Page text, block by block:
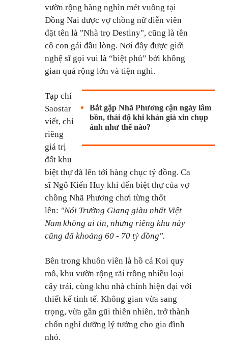
vườn rộng hàng nghìn mét vuông tại
Đồng Nai được vợ chồng nữ diễn viên
đặt tên là "Nhà trọ Destiny", cũng là tên
cô con gái đầu lòng. Nơi đây được giới
nghệ sĩ gọi vui là “biệt phủ” bởi không
gian quá rộng lớn và tiện nghi.
Bắt gặp Nhã Phương cận ngày lâm
bồn, thái độ khi khán giả xin chụp
ảnh như thế nào?
Tạp chí
Saostar
viết, chỉ
riêng
giá trị
đất khu
biệt thự đã lên tới hàng chục tỷ đồng. Ca
sĩ Ngô Kiến Huy khi đến biệt thự của vợ
chồng Nhã Phương chơi từng thốt
lên: "Nói Trường Giang giàu nhất Việt
Nam không ai tin, nhưng riêng khu này
cũng đã khoảng 60 - 70 tỷ đồng".
Bên trong khuôn viên là hồ cá Koi quy
mô, khu vườn rộng rãi trồng nhiều loại
cây trái, cùng khu nhà chính hiện đại với
thiết kế tinh tế. Không gian vừa sang
trọng, vừa gần gũi thiên nhiên, trở thành
chốn nghỉ dưỡng lý tưởng cho gia đình
nhỏ.